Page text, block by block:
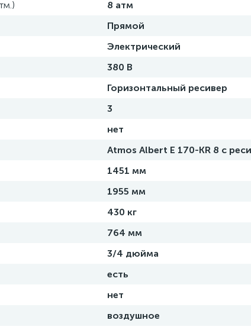
8 атм
Прямой
Электрический
380 В
Горизонтальный ресивер
3
нет
Atmos Albert E 170-KR 8 с
1451 мм
1955 мм
430 кг
764 мм
3/4 дюйма
есть
нет
воздушное